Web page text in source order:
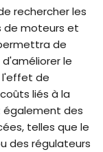
rechercher les
de moteurs et
de
le
l'effet de
liés à la
également des
telles que le
des régulateurs